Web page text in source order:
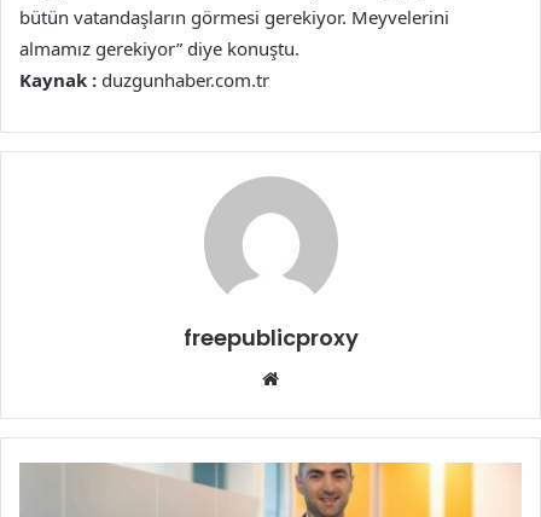
bütün vatandaşların görmesi gerekiyor. Meyvelerini
almamız gerekiyor” diye konuştu.
Kaynak : duzgunhaber.com.tr
freepublicproxy
Web